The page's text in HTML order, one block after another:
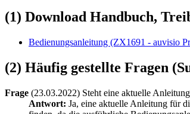
(1) Download Handbuch,
Bedienungsanleitung (ZX1691 - auvisio
(2) Häufig gestellte Fragen
Frage (23.03.2022) Steht eine aktuelle
Antwort: Ja, eine aktuelle Anleitung für